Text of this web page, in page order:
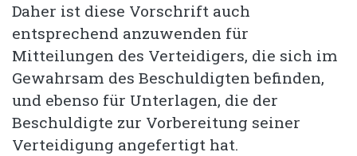
Daher ist diese Vorschrift auch
entsprechend anzuwenden für
Mitteilungen des Verteidigers, die sich im
Gewahrsam des Beschuldigten befinden,
und ebenso für Unterlagen, die der
Beschuldigte zur Vorbereitung seiner
Verteidigung angefertigt hat.